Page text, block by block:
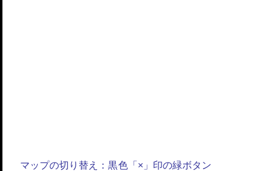
マップの切り替え：黒色「×」印の緑ボタン